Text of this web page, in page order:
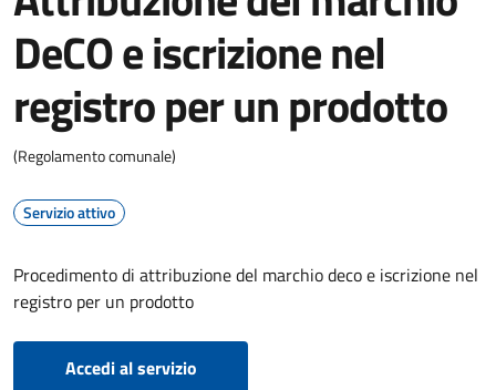
DeCO e iscrizione nel
registro per un prodotto
(Regolamento comunale)
Servizio attivo
Procedimento di attribuzione del marchio deco e iscrizione nel
registro per un prodotto
Accedi al servizio